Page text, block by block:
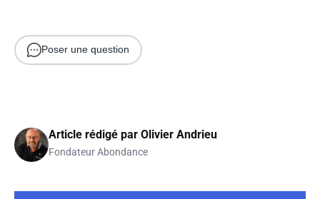
Poser une question
Article rédigé par Olivier Andrieu
Fondateur Abondance